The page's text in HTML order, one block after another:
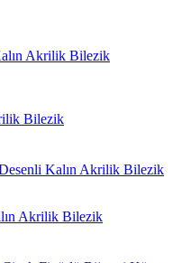
Bilezik
Akrilik Bilezik